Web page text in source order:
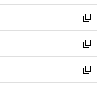
ン
ド
ウ
で
開
く
ウ
ィ
ン
ド
ウ
で
開
し
い
ウ
ィ
ン
ド
ウ
新
し
い
ウ
ィ
ン
新
し
い
ウ
新
し